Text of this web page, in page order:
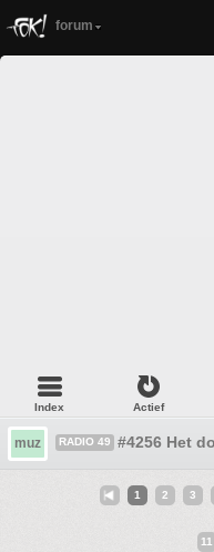
forum
Index Actief
muz RADIO 49 #4256 Het
1 2 3
11